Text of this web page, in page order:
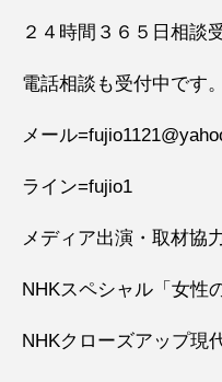
２４時間３６５日相談
電話相談も受付中です。
メール
ライン=fujio1
メディア出演・取材協
NHKスペシャル「女性
NHKクローズアップ現